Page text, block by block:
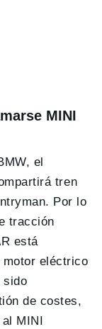
MINI
el
tren
Por lo
tracción
está
motor eléctrico
sido
de costes,
MINI